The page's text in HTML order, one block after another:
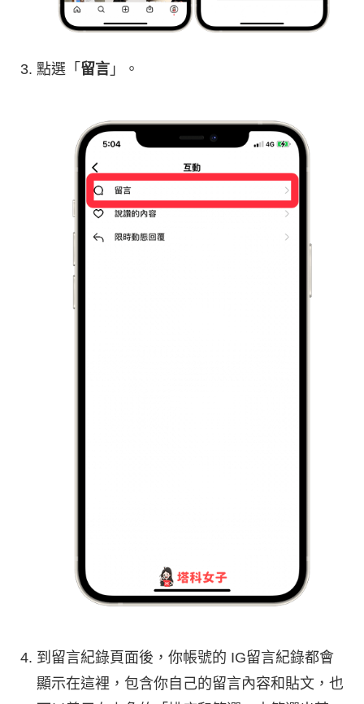
點選「 留言 」。
到留言紀錄頁面後，你帳號的 IG留言紀錄都會
顯示在這裡，包含你自己的留言內容和貼文，也